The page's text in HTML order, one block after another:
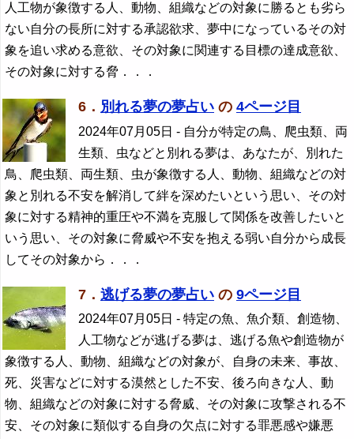
人工物が象徴する人、動物、組織などの対象に勝るとも劣ら
ない自分の長所に対する承認欲求、夢中になっているその対
象を追い求める意欲、その対象に関連する目標の達成意欲、
その対象に対する脅．．．
6． 別れる夢の夢占い の 4ページ目
2024年07月05日 - 自分が特定の鳥、爬虫類、両
生類、虫などと別れる夢は、あなたが、別れた
鳥、爬虫類、両生類、虫が象徴する人、動物、組織などの対
象と別れる不安を解消して絆を深めたいという思い、その対
象に対する精神的重圧や不満を克服して関係を改善したいと
いう思い、その対象に脅威や不安を抱える弱い自分から成長
してその対象から．．．
7． 逃げる夢の夢占い の 9ページ目
2024年07月05日 - 特定の魚、魚介類、創造物、
人工物などが逃げる夢は、逃げる魚や創造物が
象徴する人、動物、組織などの対象が、自身の未来、事故、
死、災害などに対する漠然とした不安、後ろ向きな人、動
物、組織などの対象に対する脅威、その対象に攻撃される不
安、その対象に類似する自身の欠点に対する罪悪感や嫌悪